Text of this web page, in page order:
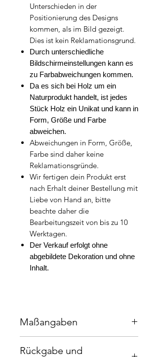
Unterschieden in der
Positionierung des Designs
kommen, als im Bild gezeigt.
Dies ist kein Reklamationsgrund.
Durch unterschiedliche
Bildschirmeinstellungen kann es
zu Farbabweichungen kommen.
Da es sich bei Holz um ein
Naturprodukt handelt, ist jedes
Stück Holz ein Unikat und kann in
Form, Größe und Farbe
abweichen.
Abweichungen in Form, Größe,
Farbe sind daher keine
Reklamationsgründe.
Wir fertigen dein Produkt erst
nach Erhalt deiner Bestellung mit
Liebe von Hand an, bitte
beachte daher die
Bearbeitungszeit von bis zu 10
Werktagen.
Der Verkauf erfolgt ohne
abgebildete Dekoration und ohne
Inhalt.
Maßangaben
Rückgabe und